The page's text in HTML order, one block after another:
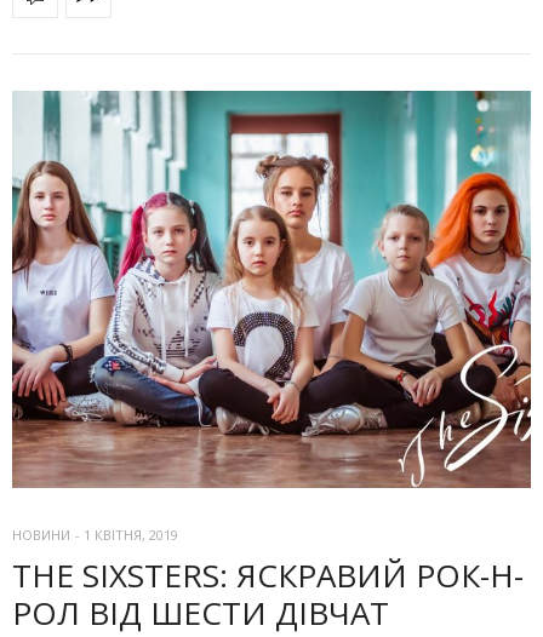
НОВИНИ - 1 КВІТНЯ, 2019
THE SIXSTERS: ЯСКРАВИЙ РОК-Н-
РОЛ ВІД ШЕСТИ ДІВЧАТ